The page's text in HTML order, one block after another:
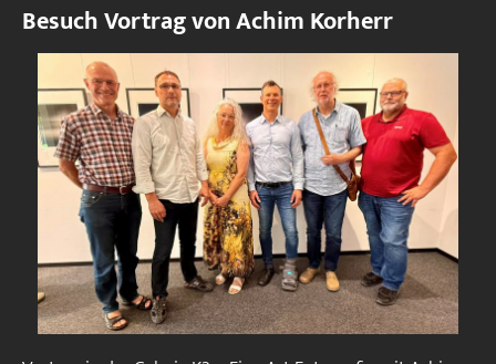
Besuch Vortrag von Achim Korherr